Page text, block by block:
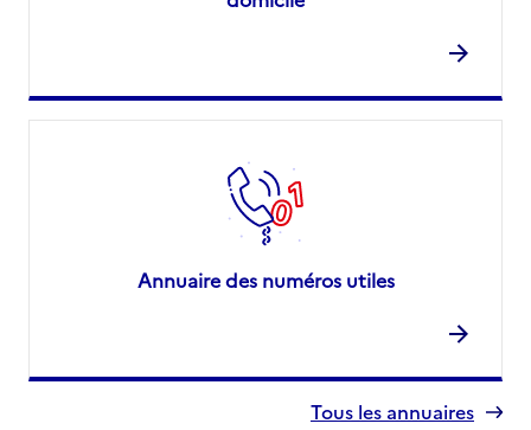
Annuaire des numéros utiles
Tous les annuaires